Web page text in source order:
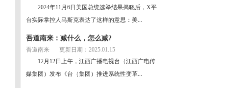
2024年11月6日美国总统选举结果揭晓后，X平
台实际掌控人马斯克表达了这样的意思：美...
吾道南来：减什么，怎么减?
吾道南来
更新日期：2025.01.15
12月12日上午，江西广播电视台（江西广电传
媒集团）发布《台（集团）推进系统性变革...